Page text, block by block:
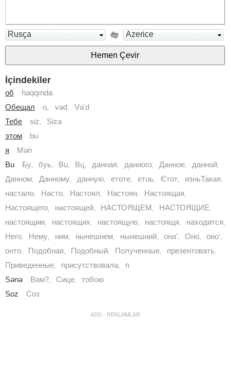
Rusça Azerice
İçindekiler
об
haqqında
Обещал
o, vəd, Və'd
Тебе
siz, Sizə
этом
bu
я
Mən
Bu
Бу, буь, Вu, Вц , данная, данного, Данное, данной,
Данном, Данному, данную, етоте, етоь, Єтот, изньТакая,
настало, Насто, Настоял, Настоян, Настоящая,
Настоящего, настоящей, НАСТОЯЩЕМ, НАСТОЯЩИЕ,
настоящим, настоящих, настоящую, настоящя, находится,
Него, Нему, ним, нынешнем, нынешний, она', Оно, оно',
онто, Подобная, Подобный, Полученные, презентовать,
Приведенные, присутствовала, п
Sənə
Вам?, Сице, тобою
Soz
Соз
ADS - REKLAMLAR